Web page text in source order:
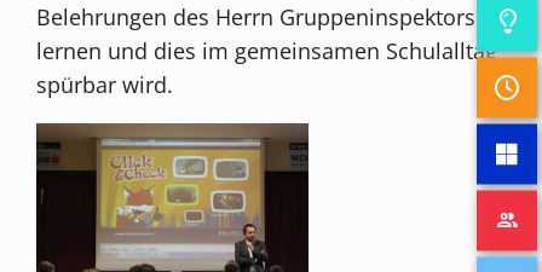
Belehrungen des Herrn Gruppeninspektors
lernen und dies im gemeinsamen Schulalltag
spürbar wird.